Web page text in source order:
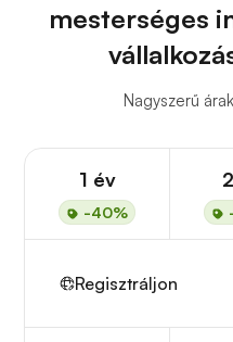
mesterséges
Nagyszerű
1 év
-40%
Regisztráljon